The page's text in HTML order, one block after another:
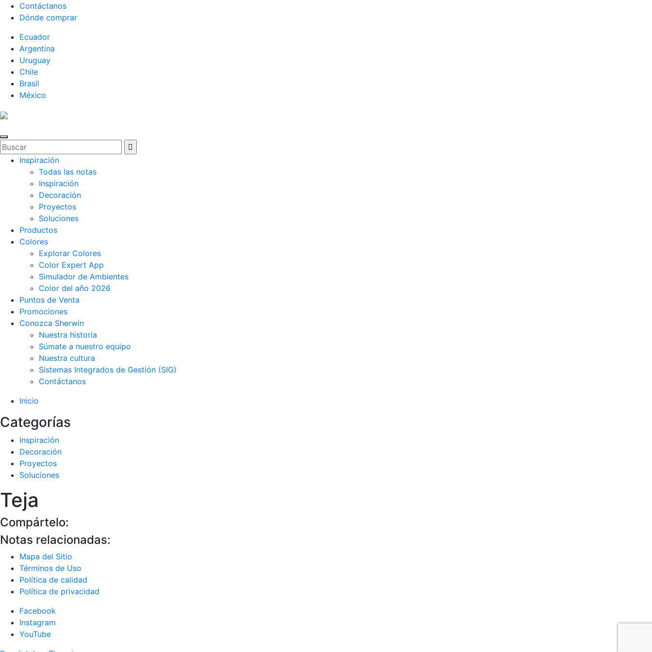
Contáctanos
Dónde comprar
Ecuador
Argentina
Uruguay
Chile
Brasil
México
Inspiración
Todas las notas
Inspiración
Decoración
Proyectos
Soluciones
Productos
Colores
Explorar Colores
Color Expert App
Simulador de Ambientes
Color del año 2026
Puntos de Venta
Promociones
Conozca Sherwin
Nuestra historia
Súmate a nuestro equipo
Nuestra cultura
Sistemas Integrados de Gestión (SIG)
Contáctanos
Inicio
Categorías
Inspiración
Decoración
Proyectos
Soluciones
Teja
Compártelo:
Notas relacionadas:
Mapa del Sitio
Términos de Uso
Política de calidad
Política de privacidad
Facebook
Instagram
YouTube